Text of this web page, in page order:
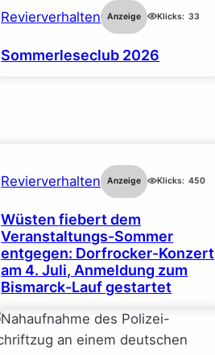
Revierverhalten Anzeige Klicks: 33
Sommerleseclub 2026
Revierverhalten Anzeige Klicks: 450
Wüsten fiebert dem
Veranstaltungs-Sommer
entgegen: Dorfrocker-Konzert
am 4. Juli, Anmeldung zum
Bismarck-Lauf gestartet